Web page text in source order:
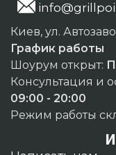
Киев, ул.
График работы
Шоурум открыт:
Консультация и
09:00 - 20:00
Режим работы